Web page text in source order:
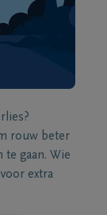
rouw beter
gaan. Wie
extra